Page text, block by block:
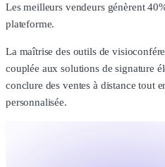
Les meilleurs vendeurs génèrent
plateforme.
La maîtrise des outils de
couplée aux solutions de signature
conclure des ventes à distance tout
personnalisée.